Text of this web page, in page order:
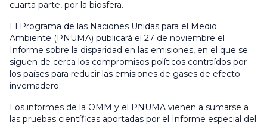
cuarta parte, por la biosfera.
El Programa de las Naciones Unidas para el Medio
Ambiente (PNUMA) publicará el 27 de noviembre el
Informe sobre la disparidad en las emisiones, en el que se
siguen de cerca los compromisos políticos contraídos por
los países para reducir las emisiones de gases de efecto
invernadero.
Los informes de la OMM y el PNUMA vienen a sumarse a
las pruebas científicas aportadas por el Informe especial del